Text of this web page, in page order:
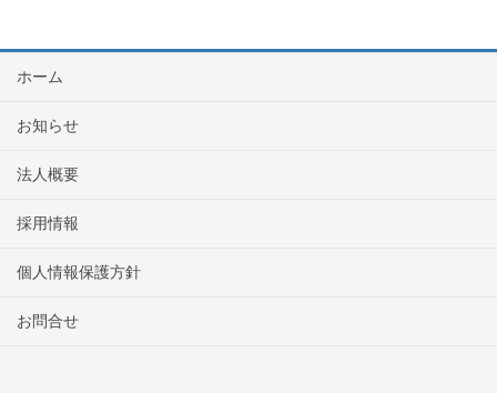
ホーム
お知らせ
法人概要
採用情報
個人情報保護方針
お問合せ